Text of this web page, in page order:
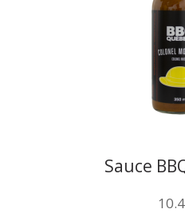
Sauce